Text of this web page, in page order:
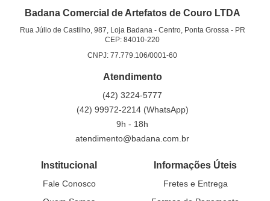
Badana Comercial de Artefatos de Couro LTDA
Rua Júlio de Castilho, 987, Loja Badana - Centro, Ponta Grossa - PR
CEP: 84010-220
CNPJ: 77.779.106/0001-60
Atendimento
(42) 3224-5777
(42) 99972-2214 (WhatsApp)
9h - 18h
atendimento@badana.com.br
Institucional
Fale Conosco
Informações Úteis
Fretes e Entrega